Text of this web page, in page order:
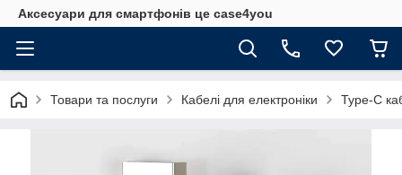
Аксесуари для смартфонів це case4you
Товари та послуги Кабелі для електроніки Type-C